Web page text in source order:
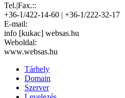
Tel.|Fax.::
+36-1/422-14-60 | +36-1/222-32-17
E-mail:
info [kukac] websas.hu
Weboldal:
www.websas.hu
Tárhely
Domain
Szerver